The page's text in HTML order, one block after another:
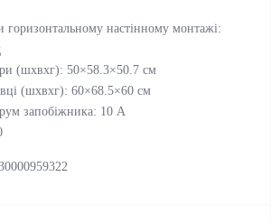
горизонтальному настінному монтажі:
(шхвхг): 50×58.3×50.7 см
(шхвхг): 60×68.5×60 см
запобіжника: 10 А